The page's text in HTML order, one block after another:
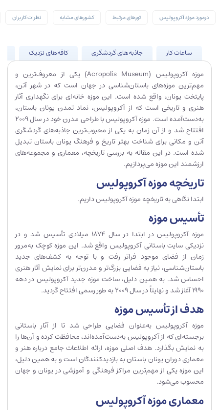
درمورد موزه آکروپولیس تورهای مرتبط کشورهای مشابه نظرات کاربران
ساعات کار جاذبه‌های گردشگری کافه‌های نزدیک
موزه آکروپولیس (Acropolis Museum) یکی از معروف‌ترین و
مهم‌ترین موزه‌های باستان‌شناسی در جهان است که در شهر آتن،
پایتخت یونان، واقع شده است. این موزه خانه‌ای برای نگهداری آثار
هنری و تاریخی است که از آکروپولیس، نماد تمدن یونان باستان،
به‌دست‌آمده است. موزه آکروپولیس با طراحی مدرن خود در سال 2009
افتتاح شد و از آن زمان به یکی از محبوب‌ترین جاذبه‌های گردشگری
آتن و مکانی برای شناخت بهتر تاریخ و فرهنگ یونان باستان تبدیل
شده است. در این مقاله به بررسی تاریخچه، معماری و مجموعه‌های
ارزشمند این موزه می‌پردازیم.
تاریخچه موزه آکروپولیس
ابتدا نگاهی به تاریخچه موزه آکروپولیس داریم.
تأسیس موزه
موزه آکروپولیس در ابتدا در سال 1874 میلادی تأسیس شد و در
نزدیکی سایت باستانی آکروپولیس واقع شد. این موزه کوچک به‌مرور
زمان از فضای موجود فراتر رفت و با توجه به کشف‌های جدید
باستان‌شناسی، نیاز به فضایی بزرگ‌تر و مدرن‌تر برای نمایش آثار هنری
احساس شد. به همین دلیل، ساخت موزه جدید آکروپولیس در دهه
1990 آغاز شد و نهایتاً در سال 2009 به طور رسمی افتتاح گردید.
هدف از تأسیس موزه
موزه آکروپولیس به‌عنوان فضایی طراحی شد تا از آثار باستانی
برجسته‌ای که از آکروپولیس به‌دست‌آمده‌اند، محافظت کرده و آن‌ها را
به نمایش بگذارد. هدف اصلی موزه، ارائه اطلاعات جامع درباره هنر و
معماری دوران یونان باستان به بازدیدکنندگان است و به همین دلیل،
این موزه یکی از مهم‌ترین مراکز فرهنگی و آموزشی در یونان و جهان
محسوب می‌شود.
معماری موزه آکروپولیس